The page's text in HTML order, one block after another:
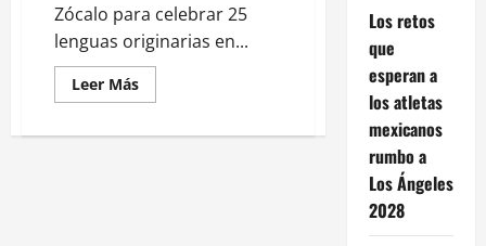
Zócalo para celebrar 25
lenguas originarias en...
Leer MásLeer
más
El
Los retos
que
esperan a
los atletas
mexicanos
rumbo a
Los Ángeles
2028